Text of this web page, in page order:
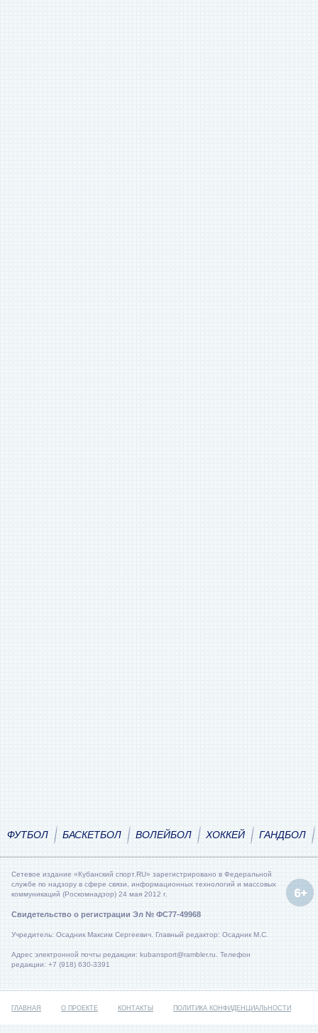
ФУТБОЛ БАСКЕТБОЛ ВОЛЕЙБОЛ ХОККЕЙ ГАНДБОЛ
Сетевое издание «Кубанский спорт.RU» зарегистрировано в Федеральной
службе по надзору в сфере связи, информационных технологий и массовых
коммуникаций (Роскомнадзор) 24 мая 2012 г.
Свидетельство о регистрации Эл № ФС77-49968
Учредитель: Осадник Максим Сергеевич. Главный редактор: Осадник М.С.
Адрес электронной почты редакции: kubansport@rambler.ru. Телефон
редакции: +7 (918) 630-3391
ГЛАВНАЯ О ПРОЕКТЕ КОНТАКТЫ ПОЛИТИКА КОНФИДЕНЦИАЛЬНОСТИ